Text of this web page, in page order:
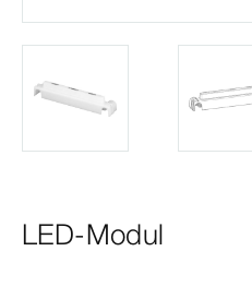
LED-Modul